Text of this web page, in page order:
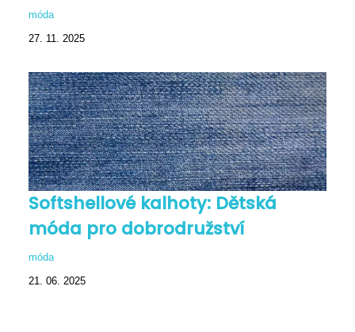
móda
27. 11. 2025
Softshellové kalhoty: Dětská
móda pro dobrodružství
móda
21. 06. 2025